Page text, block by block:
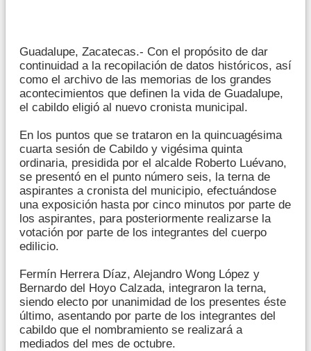
Guadalupe, Zacatecas.- Con el propósito de dar
continuidad a la recopilación de datos históricos, así
como el archivo de las memorias de los grandes
acontecimientos que definen la vida de Guadalupe,
el cabildo eligió al nuevo cronista municipal.
En los puntos que se trataron en la quincuagésima
cuarta sesión de Cabildo y vigésima quinta
ordinaria, presidida por el alcalde Roberto Luévano,
se presentó en el punto número seis, la terna de
aspirantes a cronista del municipio, efectuándose
una exposición hasta por cinco minutos por parte de
los aspirantes, para posteriormente realizarse la
votación por parte de los integrantes del cuerpo
edilicio.
Fermín Herrera Díaz, Alejandro Wong López y
Bernardo del Hoyo Calzada, integraron la terna,
siendo electo por unanimidad de los presentes éste
último, asentando por parte de los integrantes del
cabildo que el nombramiento se realizará a
mediados del mes de octubre.